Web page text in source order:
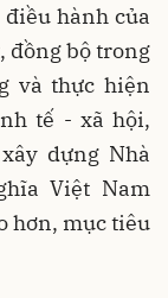
hành của
đồng bộ trong
và thực hiện
tế - xã hội,
dựng Nhà
Việt Nam
hơn, mục tiêu